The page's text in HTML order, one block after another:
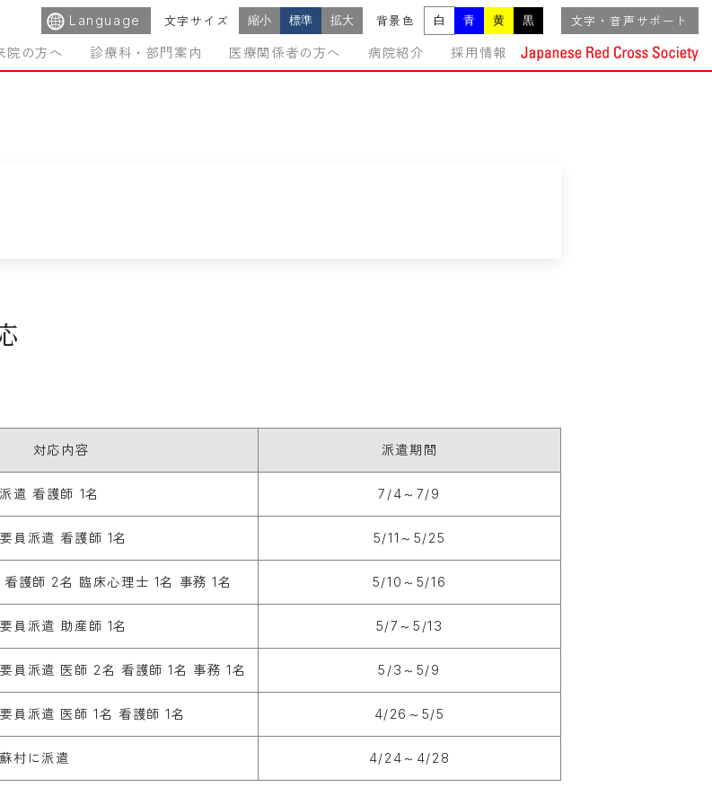
Language 文字サイズ 縮小 標準 拡大 背景色 白 青 黄 黒 文字・音声サポート
院の方へ 診療科・部門案内 医療関係者の方へ 病院紹介 採用情報
対応内容 派遣期間
遣 看護師 1名 7/4～7/9
員派遣 看護師 1名 5/11～5/25
護師 2名 臨床心理士 1名 事務 1名 5/10～5/16
員派遣 助産師 1名 5/7～5/13
員派遣 医師 2名 看護師 1名 事務 1名 5/3～5/9
員派遣 医師 1名 看護師 1名 4/26～5/5
村に派遣 4/24～4/28